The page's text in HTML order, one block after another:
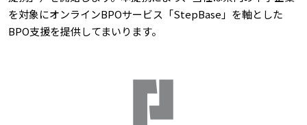
を対象にオンラインBPOサービス「StepBase」を軸とした
BPO支援を提供してまいります。